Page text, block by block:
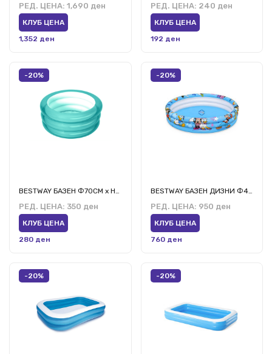
РЕД. ЦЕНА: 1,690 ден
КЛУБ ЦЕНА
1,352 ден
РЕД. ЦЕНА: 240 ден
КЛУБ ЦЕНА
192 ден
-20%
РЕД. ЦЕНА: 350 ден
КЛУБ ЦЕНА
280 ден
-20%
BESTWAY БАЗЕН ДИЗНИ Ф48*Х10/Ф1,22/Х25ЦМ
РЕД. ЦЕНА: 950 ден
КЛУБ ЦЕНА
760 ден
-20% -20%